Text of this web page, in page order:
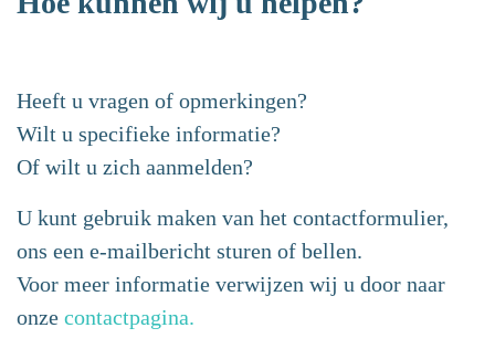
Heeft u vragen of opmerkingen?
Wilt u specifieke informatie?
Of wilt u zich aanmelden?
U kunt gebruik maken van het contactformulier,
ons een e-mailbericht sturen of bellen.
Voor meer informatie verwijzen wij u door naar
onze contactpagina.